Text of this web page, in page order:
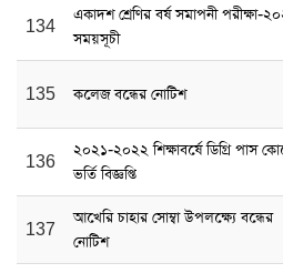
134
একাদশ শ্রেণির বর্ষ সমাপনী পরীক্ষা-
সময়সূচী
135 কলেজ বন্ধের নোটিশ
136
২০২১-২০২২ শিক্ষাবর্ষে ডিগ্রি পাস
ভর্তি বিজ্ঞপ্তি
137
আখেরি চাহার সোম্বা উপলক্ষ্যে বন্ধের
নোটিশ